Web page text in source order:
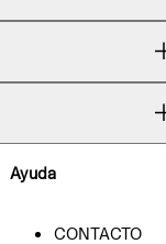
Ayuda
CONTACTO